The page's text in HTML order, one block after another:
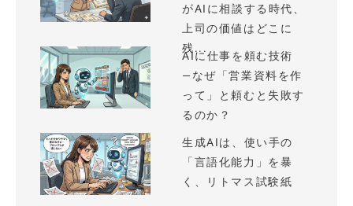
がAIに相談する時代、
上司の価値はどこに
残...
AIに仕事を頼む技術
—なぜ「営業資料を作
って」と頼むと失敗す
るのか？
生成AIは、使い手の
「言語化能力」を暴
く、リトマス試験紙